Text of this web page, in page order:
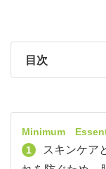
目次
Minimum
1
スキンケア